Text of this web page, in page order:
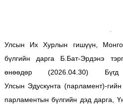
Улсын Их Хурлын гишүүн,
бүлгийн дарга Б.Бат-Эрдэнэ
өнөөдөр (2026.04.30)
Улсын Эдускунта (парламент)-
парламентын бүлгийн дэд дарга,